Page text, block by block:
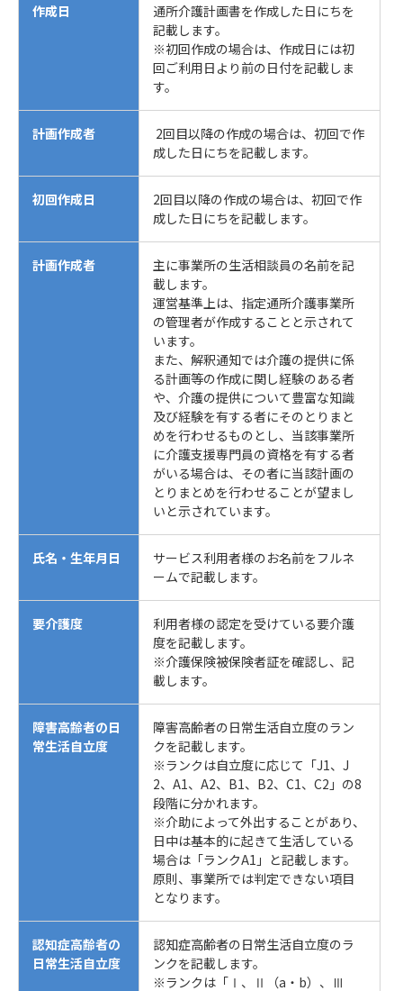
作成日
通所介護計画書を作成した日にちを
記載します。
※初回作成の場合は、作成日には初
回ご利用日より前の日付を記載しま
す。
計画作成者
2回目以降の作成の場合は、初回で作
成した日にちを記載します。
初回作成日
2回目以降の作成の場合は、初回で作
成した日にちを記載します。
計画作成者
主に事業所の生活相談員の名前を記
載します。
運営基準上は、指定通所介護事業所
の管理者が作成することと示されて
います。
また、解釈通知では介護の提供に係
る計画等の作成に関し経験のある者
や、介護の提供について豊富な知識
及び経験を有する者にそのとりまと
めを行わせるものとし、当該事業所
に介護支援専門員の資格を有する者
がいる場合は、その者に当該計画の
とりまとめを行わせることが望まし
いと示されています。
氏名・生年月日
サービス利用者様のお名前をフルネ
ームで記載します。
要介護度
利用者様の認定を受けている要介護
度を記載します。
※介護保険被保険者証を確認し、記
載します。
障害高齢者の日
常生活自立度
障害高齢者の日常生活自立度のラン
クを記載します。
※ランクは自立度に応じて「J1、J
2、A1、A2、B1、B2、C1、C2」の8
段階に分かれます。
※介助によって外出することがあり、
日中は基本的に起きて生活している
場合は「ランクA1」と記載します。
原則、事業所では判定できない項目
となります。
認知症高齢者の
日常生活自立度
認知症高齢者の日常生活自立度のラ
ンクを記載します。
※ランクは「Ⅰ、Ⅱ（a・b）、Ⅲ